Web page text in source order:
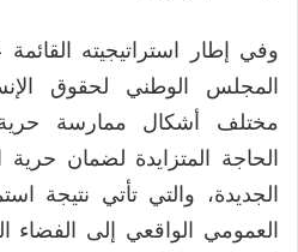
وفي إطار استراتيجيته
المجلس الوطني لحقوق
مختلف أشكال ممارسة حرية
الحاجة المتزايدة لضمان
الجديدة، والتي تأتي نتيجة
العمومي الواقعي إلى الفضاء